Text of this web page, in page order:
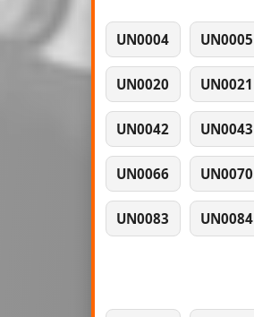
UN0004 UN0005
UN0020 UN0021
UN0042 UN0043
UN0066 UN0070
UN0083 UN0084